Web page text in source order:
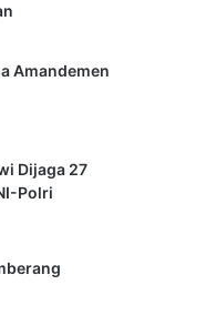
Amandemen
Dijaga 27
Polri